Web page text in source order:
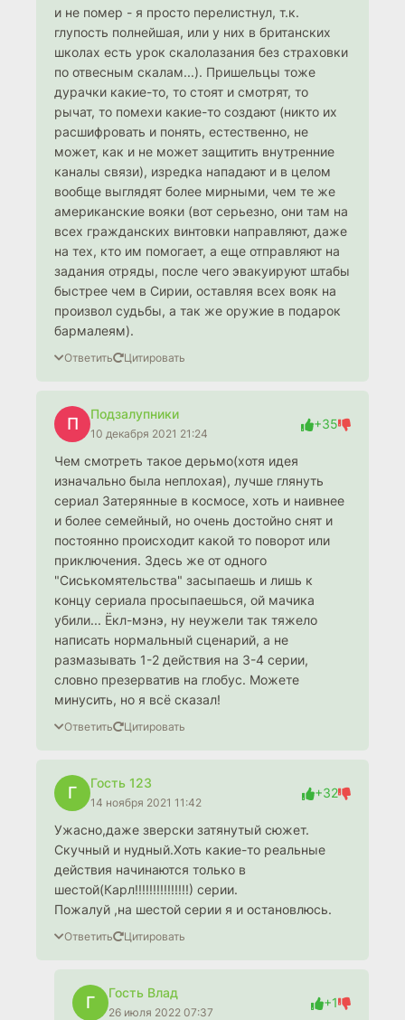
и не помер - я просто перелистнул, т.к.
глупость полнейшая, или у них в британских
школах есть урок скалолазания без страховки
по отвесным скалам...). Пришельцы тоже
дурачки какие-то, то стоят и смотрят, то
рычат, то помехи какие-то создают (никто их
расшифровать и понять, естественно, не
может, как и не может защитить внутренние
каналы связи), изредка нападают и в целом
вообще выглядят более мирными, чем те же
американские вояки (вот серьезно, они там на
всех гражданских винтовки направляют, даже
на тех, кто им помогает, а еще отправляют на
задания отряды, после чего эвакуируют штабы
быстрее чем в Сирии, оставляя всех вояк на
произвол судьбы, а так же оружие в подарок
бармалеям).
Ответить Цитировать
П
Подзалупники
10 декабря 2021 21:24
+35
Чем смотреть такое дерьмо(хотя идея
изначально была неплохая), лучше глянуть
сериал Затерянные в космосе, хоть и наивнее
и более семейный, но очень достойно снят и
постоянно происходит какой то поворот или
приключения. Здесь же от одного
"Сиськомятельства" засыпаешь и лишь к
концу сериала просыпаешься, ой мачика
убили... Ёкл-мэнэ, ну неужели так тяжело
написать нормальный сценарий, а не
размазывать 1-2 действия на 3-4 серии,
словно презерватив на глобус. Можете
минусить, но я всё сказал!
Ответить Цитировать
Г
Гость 123
14 ноября 2021 11:42
+32
Ужасно,даже зверски затянутый сюжет.
Скучный и нудный.Хоть какие-то реальные
действия начинаются только в
шестой(Карл!!!!!!!!!!!!!!!) серии.
Пожалуй ,на шестой серии я и остановлюсь.
Ответить Цитировать
Г
Гость Влад
26 июля 2022 07:37
+1